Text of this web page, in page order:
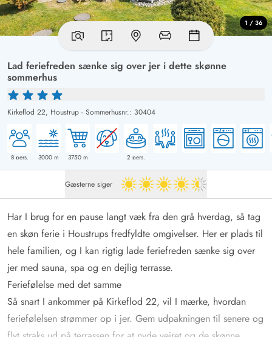
Lad feriefreden sænke sig over jer i dette skønne
sommerhus
Kirkeflod 22, Houstrup - Sommerhusnr.: 30404
8pers. 3000 m 3750m 2 pers.
1 / 36
Gæsterne siger 4.5 ud af 5
Har I brug for en pause langt væk fra den grå hverdag, så tag
en skøn ferie i Houstrups fredfyldte omgivelser. Her er plads til
hele familien, og I kan rigtig lade feriefreden sænke sig over
jer med sauna, spa og en dejlig terrasse.
Feriefølelse med det samme
Så snart I ankommer på Kirkeflod 22, vil I mærke, hvordan
feriefølelsen strømmer op i jer. Gem udpakningen til senere og